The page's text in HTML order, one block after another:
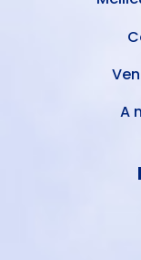
A